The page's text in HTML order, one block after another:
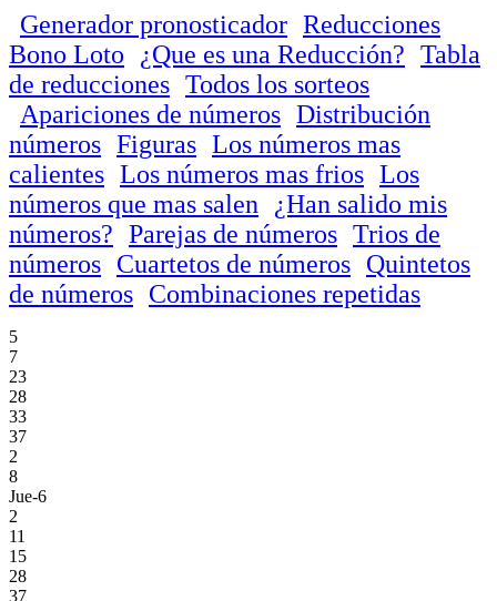
Generador pronosticador Reducciones
Bono Loto
¿Que es una Reducción? Tabla
de reducciones Todos los sorteos
Apariciones de números Distribución
números Figuras Los números mas
calientes Los números mas frios Los
números que mas salen
¿Han salido mis
números? Parejas de números Trios de
números Cuartetos de números Quintetos
de números Combinaciones repetidas
5
7
23
28
33
37
2
8
Jue-6
2
11
15
28
37